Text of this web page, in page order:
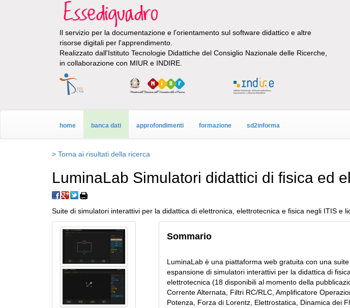
Il servizio per la documentazione e l'orientamento sul software didattico e altre
risorse digitali per l'apprendimento.
Realizzato dall'Istituto Tecnologie Didattiche del Consiglio Nazionale delle Ricerche,
in collaborazione con MIUR e INDIRE.
home banca dati approfondimenti formazione sd2informa
> Torna ai risultati della ricerca
LuminaLab Simulatori didattici di fisica ed
Suite di simulatori interattivi per la didattica di elettronica, elettrotecnica e fisica negli ITIS
Sommario
LuminaLab è una piattaforma web gratuita con una
espansione di simulatori interattivi per la didattica di
elettrotecnica (18 disponibili al momento della
Corrente Alternata, Filtri RC/RLC, Amplificatore
Potenza, Forza di Lorentz, Elettrostatica, Dinamica dei